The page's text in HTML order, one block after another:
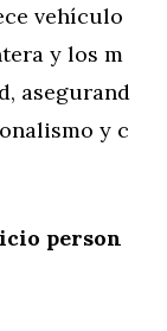
vehículo
y los m
asegurand
y c
person